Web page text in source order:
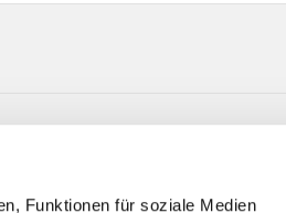
Funktionen für soziale Medien